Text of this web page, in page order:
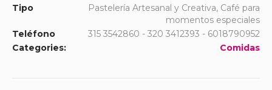
Tipo
Pastelería Artesanal y Creativa, Café para
momentos especiales
Teléfono
315 3542860 - 320 3412393 - 6018790952
Categories:
Comidas